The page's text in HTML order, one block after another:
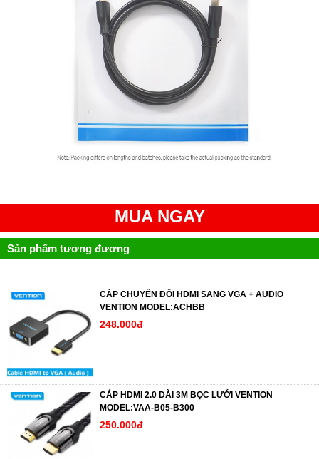
MUA NGAY
Sản phẩm tương đương
CÁP CHUYỂN ĐỔI HDMI SANG VGA + AUDIO
VENTION MODEL:ACHBB
248.000đ
CÁP HDMI 2.0 DÀI 3M BỌC LƯỚI VENTION
MODEL:VAA-B05-B300
250.000đ